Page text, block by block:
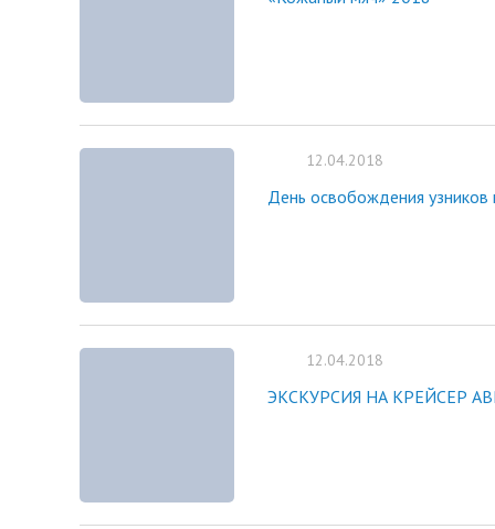
12.04.2018
День освобождения узников
12.04.2018
ЭКСКУРСИЯ НА КРЕЙСЕР